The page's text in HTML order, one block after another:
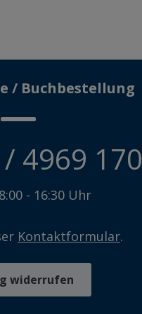
/ Buchbestellung
4969 170
- 16:30 Uhr
Kontaktformular.
widerrufen